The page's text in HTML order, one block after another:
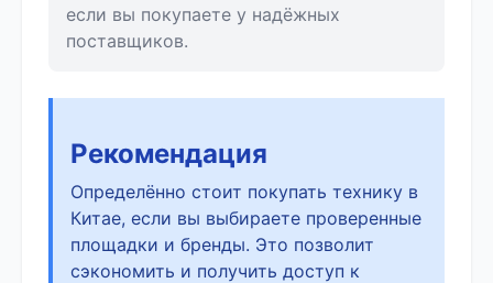
если вы покупаете у надёжных
поставщиков.
Рекомендация
Определённо стоит покупать технику в
Китае, если вы выбираете проверенные
площадки и бренды. Это позволит
сэкономить и получить доступ к